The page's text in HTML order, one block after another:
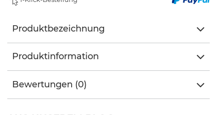
Produktbezeichnung
Produktinformation
Bewertungen (0)